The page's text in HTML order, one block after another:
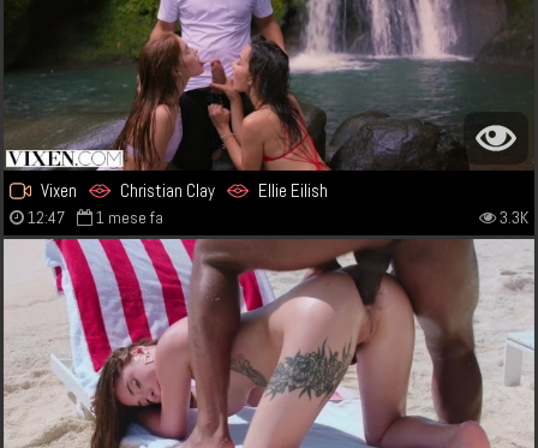
Vixen Christian Clay Ellie Eilish
12:47 1 mese fa 3.3K